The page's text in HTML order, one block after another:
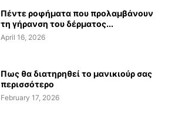
Πέντε ροφήματα που προλαμβάνουν
τη γήρανση του δέρματος...
April 16, 2026
Πως θα διατηρηθεί το μανικιούρ σας
περισσότερο
February 17, 2026